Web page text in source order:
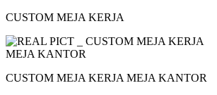
CUSTOM MEJA KERJA
CUSTOM MEJA KERJA MEJA KANTOR